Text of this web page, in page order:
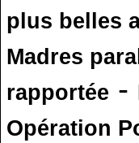
plus belles
Madres
rapportée -
Opération